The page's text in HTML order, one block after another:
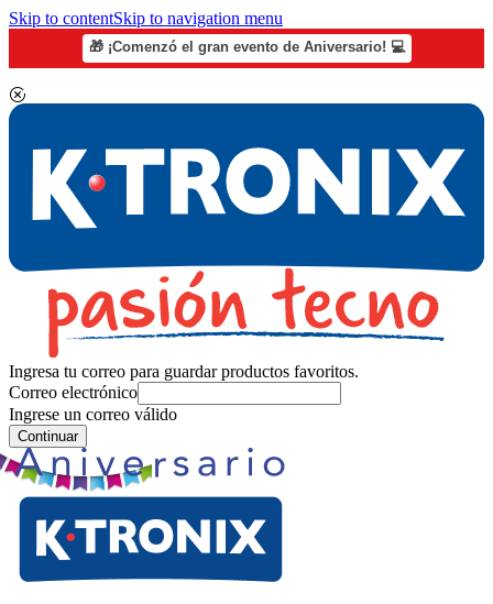
Skip to contentSkip to navigation menu
🎁 ¡Comenzó el gran evento de Aniversario! 💻
Ingresa tu correo para guardar productos favoritos.
Correo electrónico
Ingrese un correo válido
Continuar